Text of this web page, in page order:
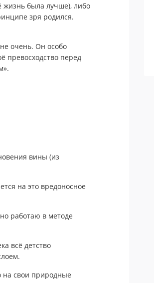
жизнь была лучше), либо
зря родился.
очень. Он особо
превосходство перед
вины (из
на это вредоносное
работаю в методе
всё детство
на свои природные